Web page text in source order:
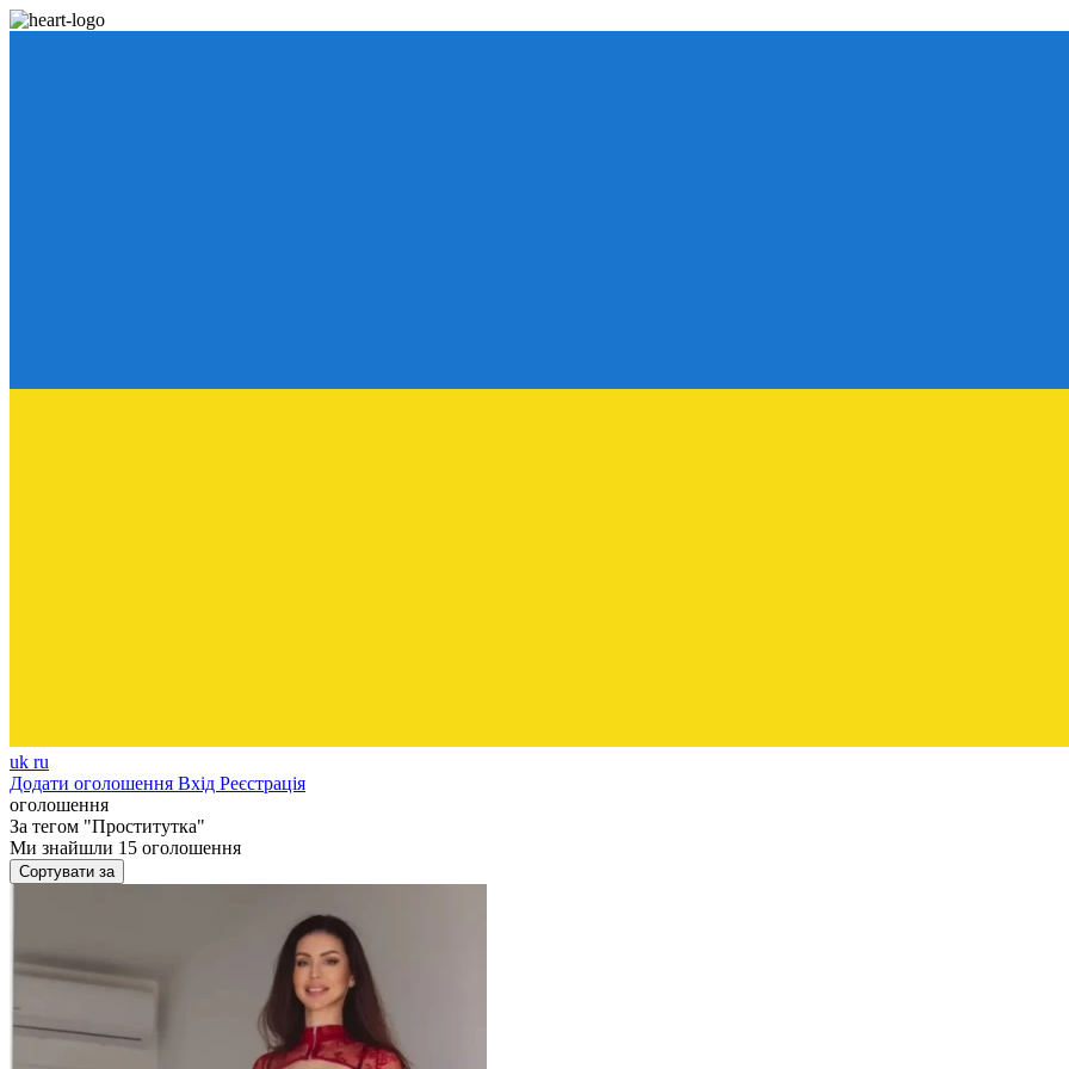
uk ru
Додати оголошення Вхід Реєстрація
оголошення
За тегом "Проститутка"
Ми знайшли 15 оголошення
Сортувати за